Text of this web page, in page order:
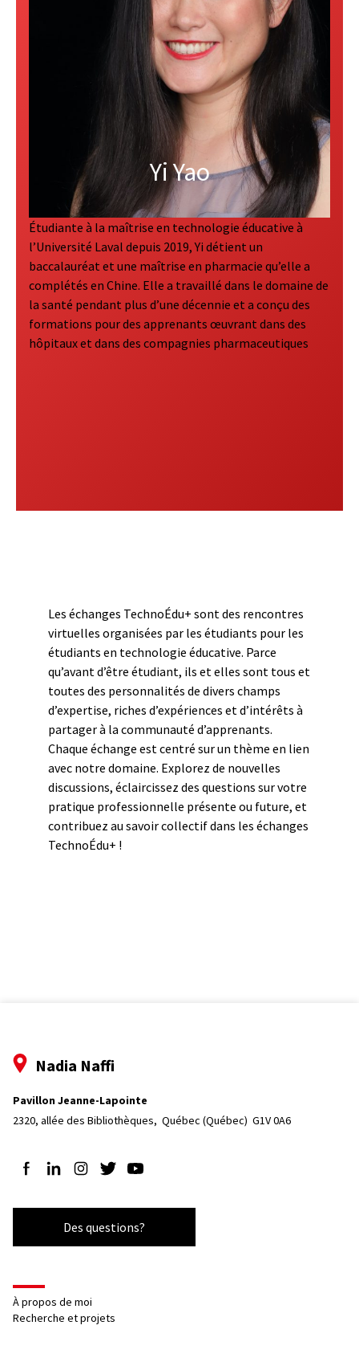
Yi Yao
Étudiante à la maîtrise en technologie éducative à
l’Université Laval depuis 2019, Yi détient un
baccalauréat et une maîtrise en pharmacie qu’elle a
complétés en Chine. Elle a travaillé dans le domaine de
la santé pendant plus d’une décennie et a conçu des
formations pour des apprenants œuvrant dans des
hôpitaux et dans des compagnies pharmaceutiques
Les échanges TechnoÉdu+ sont des rencontres
virtuelles organisées par les étudiants pour les
étudiants en technologie éducative. Parce
qu’avant d’être étudiant, ils et elles sont tous et
toutes des personnalités de divers champs
d’expertise, riches d’expériences et d’intérêts à
partager à la communauté d’apprenants.
Chaque échange est centré sur un thème en lien
avec notre domaine. Explorez de nouvelles
discussions, éclaircissez des questions sur votre
pratique professionnelle présente ou future, et
contribuez au savoir collectif dans les échanges
TechnoÉdu+ !
Nadia Naffi
Pavillon Jeanne-Lapointe
2320, allée des Bibliothèques, Québec (Québec)  G1V 0A6
Suivez-nous sur Facebook
Suivez-nous sur LinkedIn
Suivez-nous sur Instagram
Suivez-nous sur Twitter
Suivez-nous sur YouTube
Des questions?
À propos de moi
Recherche et projets